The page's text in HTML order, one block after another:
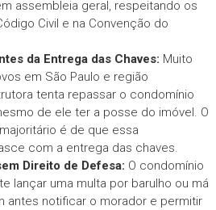
assembleia geral, respeitando os
Civil e na Convenção do
da Entrega das Chaves: Muito
em São Paulo e região
tenta repassar o condomínio
de ele ter a posse do imóvel. O
é de que essa
com a entrega das chaves.
Direito de Defesa: O condomínio
lançar uma multa por barulho ou má
antes notificar o morador e permitir